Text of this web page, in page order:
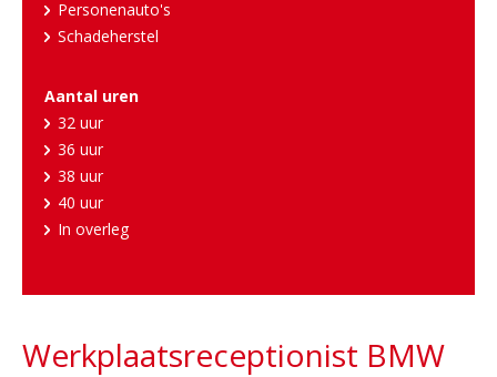
Personenauto's
Schadeherstel
Aantal uren
32 uur
36 uur
38 uur
40 uur
In overleg
Werkplaatsreceptionist BMW